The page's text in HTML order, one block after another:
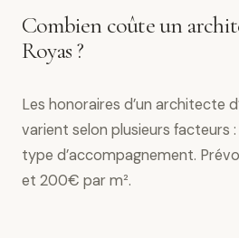
Combien coûte un
Royas ?
Les honoraires d’un architecte
varient selon plusieurs facteurs
type d’accompagnement.
et 200€ par m².